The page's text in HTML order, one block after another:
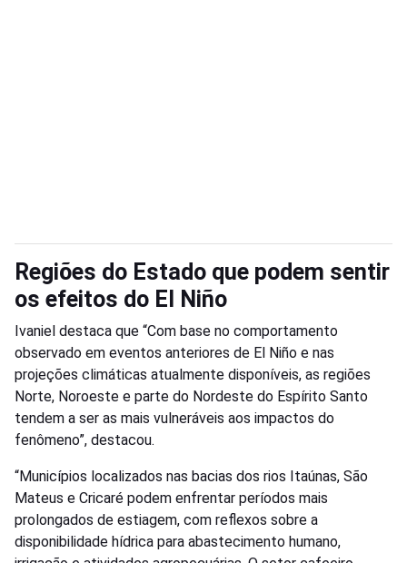
Regiões do Estado que podem sentir
os efeitos do El Niño
Ivaniel destaca que “Com base no comportamento
observado em eventos anteriores de El Niño e nas
projeções climáticas atualmente disponíveis, as regiões
Norte, Noroeste e parte do Nordeste do Espírito Santo
tendem a ser as mais vulneráveis aos impactos do
fenômeno”, destacou.
“Municípios localizados nas bacias dos rios Itaúnas, São
Mateus e Cricaré podem enfrentar períodos mais
prolongados de estiagem, com reflexos sobre a
disponibilidade hídrica para abastecimento humano,